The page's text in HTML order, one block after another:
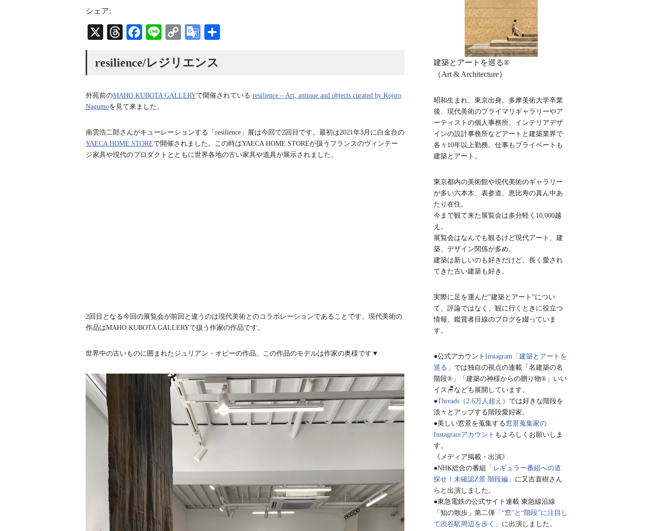
t
a
g
a
d
s
b
e
C
n
シェア:
X
T
ea
Fa
bo
Li
C
y
nk
G
gl
Tr
sl
at
e
resilience/レジリエンス
外苑前のMAHO KUBOTA GALLERYで開催されている resilience – Art, antique and objects curated by Kojiro
Nagumoを見て来ました。
南雲浩二郎さんがキューレーションする「resilience」展は今回で2回目です。最初は2021年3月に白金台の
YAECA HOME STOREで開催されました。この時はYAECA HOME STOREが扱うフランスのヴィンテー
ジ家具や現代のプロダクトとともに世界各地の古い家具や道具が展示されました。
2回目となる今回の展覧会が前回と違うのは現代美術とのコラボレーションであることです。現代美術の
作品はMAHO KUBOTA GALLERYで扱う作家の作品です。
世界中の古いものに囲まれたジュリアン・オピーの作品。この作品のモデルは作家の奥様です▼
建築とアートを巡る®︎
（Art & Architecture）
昭和生まれ、東京出身。多摩美術大学卒業
後、現代美術のプライマリギャラリーやア
ーティストの個人事務所、インテリアデザ
インの設計事務所などアートと建築業界で
各々10年以上勤務。仕事もプライベートも
建築とアート。
東京都内の美術館や現代美術のギャラリー
が多い六本木、表参道、恵比寿の真ん中あ
たり在住。
今まで観て来た展覧会は多分軽く10,000越
え。
展覧会はなんでも観るけど現代アート、建
築、デザイン関係が多め。
建築は新しいのも好きだけど、長く愛され
てきた古い建築も好き。
実際に足を運んだ”建築とアート”につい
て、評論ではなく、観に行くときに役立つ
情報、鑑賞者目線のブログを綴っていま
す。
●公式アカウント Instagram「建築とアートを
巡る」 では独自の視点の連載「名建築の名
階段®︎」「建築の神様からの贈り物®︎」いい
イス🪑なども展開しています。
●Threads（2.6万人超え） では好きな階段を
淡々とアップする階段愛好家。
●美しい窓景を蒐集する 窓景蒐集家の
Instagramアカウント もよろしくお願いしま
す。
《メディア掲載・出演》
●NHK総合の番組
「レギュラー番組への道
探せ！未確認Z景 階段編」 に又吉直樹さん
らと出演しました。
●東急電鉄の公式サイト連載 東急線沿線
「知の散歩」第二弾「“窓”と“階段”に注目し
て渋谷駅周辺を歩く」 に出演しました。